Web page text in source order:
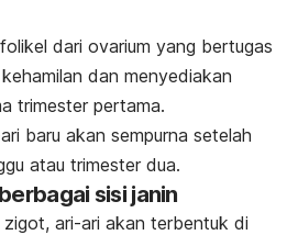
dari ovarium yang bertugas
dan menyediakan
trimester pertama.
baru akan sempurna setelah
atau trimester dua.
sisi janin
ari-ari akan terbentuk di